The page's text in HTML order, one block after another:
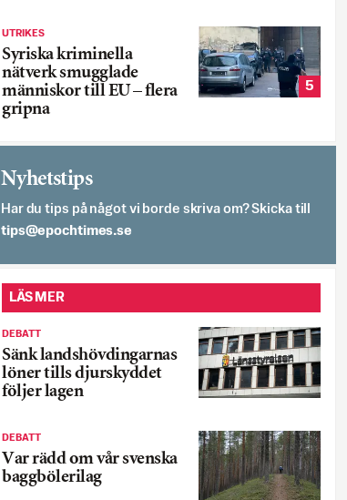
UTRIKES
Syriska kriminella
nätverk smugglade
människor till EU – flera
gripna
5
Nyhetstips
Har du tips på något vi borde skriva om? Skicka till
es.semithcope@spit
LÄS MER
DEBATT
Sänk landshövdingarnas
löner tills djurskyddet
följer lagen
DEBATT
Var rädd om vår svenska
baggbölerilag